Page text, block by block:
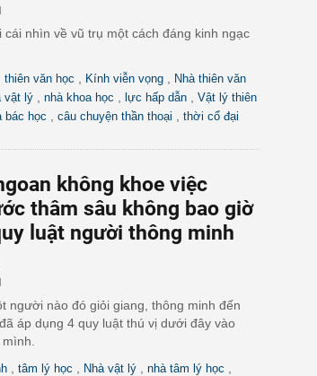
cái nhìn về vũ trụ một cách đáng kinh ngạc
thiên văn học Kính viễn vọng
Nhà thiên văn
vật lý nhà khoa học lực hấp dẫn
Vật lý thiên
bác học câu chuyện thần thoại thời cổ đại
không khoe việc
thâm sâu không bao giờ
luật người thông minh
người nào đó giỏi giang, thông minh đến
áp dụng 4 quy luật thú vị dưới đây vào
tâm lý học Nhà vật lý nhà tâm lý học